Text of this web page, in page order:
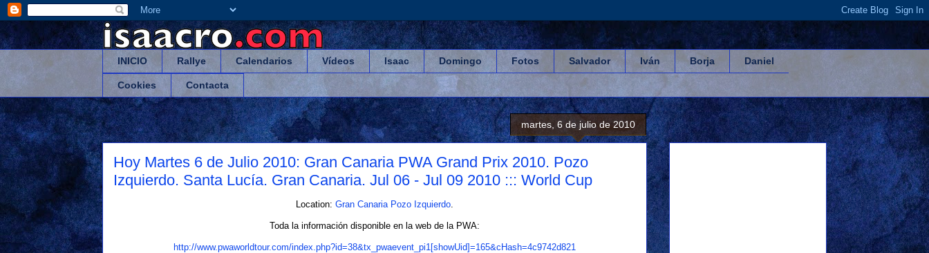
INICIO Rallye Calendarios Vídeos Isaac Domingo Fotos Salvador Iván Borja Daniel
Cookies Contacta
martes, 6 de julio de 2010
Hoy Martes 6 de Julio 2010: Gran Canaria PWA Grand Prix 2010. Pozo
Izquierdo. Santa Lucía. Gran Canaria. Jul 06 - Jul 09 2010 ::: World Cup
Location: Gran Canaria Pozo Izquierdo
Toda la información disponible en la web de la PWA:
http://www.pwaworldtour.com/index.php?id=38&tx_pwaevent_pi1[showUid]=165&cHash=4c9742d821